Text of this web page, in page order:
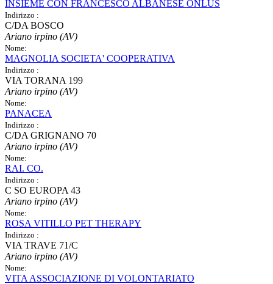
INSIEME CON FRANCESCO ALBANESE ONLUS
Indirizzo :
C/DA BOSCO
Ariano irpino (AV)
Nome:
MAGNOLIA SOCIETA' COOPERATIVA
Indirizzo :
VIA TORANA 199
Ariano irpino (AV)
Nome:
PANACEA
Indirizzo :
C/DA GRIGNANO 70
Ariano irpino (AV)
Nome:
RAI. CO.
Indirizzo :
C SO EUROPA 43
Ariano irpino (AV)
Nome:
ROSA VITILLO PET THERAPY
Indirizzo :
VIA TRAVE 71/C
Ariano irpino (AV)
Nome:
VITA ASSOCIAZIONE DI VOLONTARIATO